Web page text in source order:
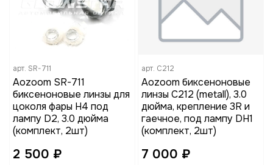
арт. SR-711
Aozoom SR-711
биксеноновые линзы для
цоколя фары H4 под
лампу D2, 3.0 дюйма
(комплект, 2шт)
2 500 ₽
арт. С212
Aozoom биксеноновые
линзы С212 (metall), 3.0
дюйма, крепление 3R и
гаечное, под лампу DН1
(комплект, 2шт)
7 000 ₽